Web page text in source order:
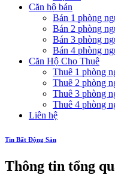
Căn hộ bán
Bán 1 phòng
Bán 2 phòng
Bán 3 phòng
Bán 4 phòng
Căn Hộ Cho Thuê
Thuê 1 phòng
Thuê 2 phòng
Thuê 3 phòng
Thuê 4 phòng
Liên hệ
Tin Bất Động Sản
Thông tin tổng